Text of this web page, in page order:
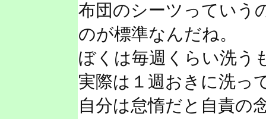
布団のシーツっていう
のが標準なんだね。
ぼくは毎週くらい洗う
実際は１週おきに洗っ
自分は怠惰だと自責の